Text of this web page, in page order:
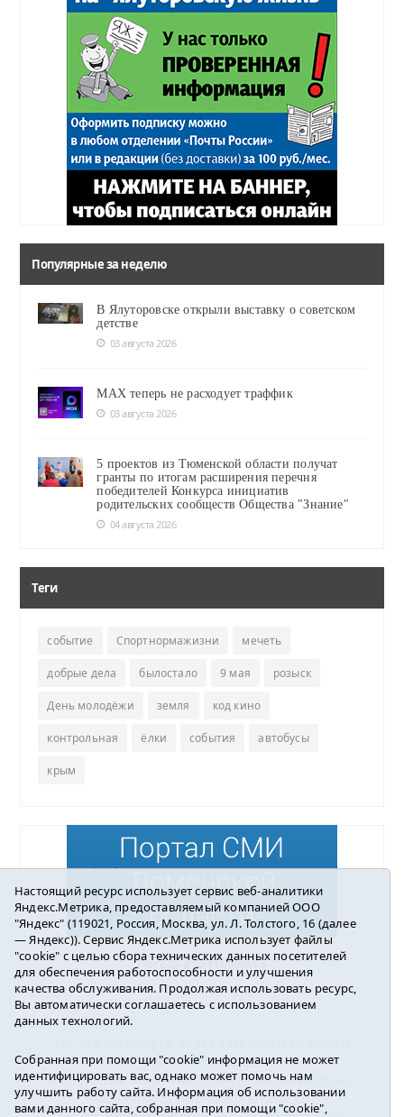
Популярные за неделю
В Ялуторовске открыли выставку о советском
детстве
03 августа 2026
MAX теперь не расходует траффик
03 августа 2026
5 проектов из Тюменской области получат
гранты по итогам расширения перечня
победителей Конкурса инициатив
родительских сообществ Общества "Знание"
04 августа 2026
Теги
событие Спортнормажизни мечеть
добрые дела былостало 9 мая розыск
День молодёжи земля код кино
контрольная ёлки события автобусы
крым
Погода в Ялуторовске
района2016-2023
Учредитель: АНО «ИИЦ « Ялуторовская жизнь».
Главный редактор: Вешкурцева С.П.
Настоящий ресурс использует сервис веб-аналитики
Яндекс.Метрика, предоставляемый компанией ООО
"Яндекс" (119021, Россия, Москва, ул. Л. Толстого, 16 (далее
— Яндекс)). Сервис Яндекс.Метрика использует файлы
"cookie" с целью сбора технических данных посетителей
для обеспечения работоспособности и улучшения
качества обслуживания. Продолжая использовать ресурс,
Вы автоматически соглашаетесь с использованием
данных технологий.
Собранная при помощи "cookie" информация не может
идентифицировать вас, однако может помочь нам
улучшить работу сайта. Информация об использовании
вами данного сайта, собранная при помощи "cookie",